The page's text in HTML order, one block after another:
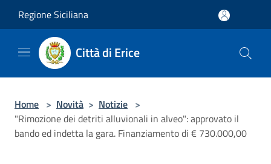
Regione Siciliana
Città di Erice
Home > Novità > Notizie >
"Rimozione dei detriti alluvionali in alveo": approvato il
bando ed indetta la gara. Finanziamento di € 730.000,00